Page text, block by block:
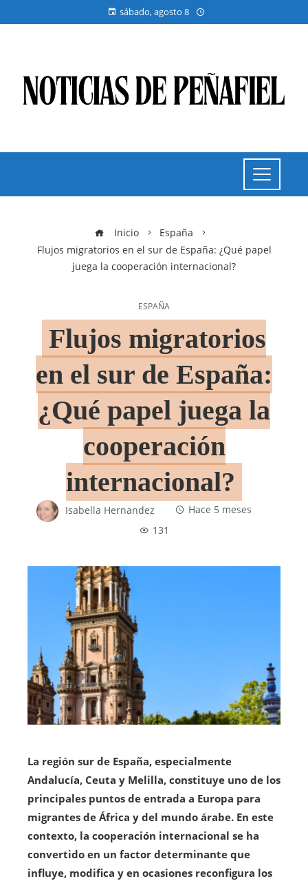
sábado, agosto 8
Inicio
España
Flujos migratorios en el sur de España: ¿Qué papel
juega la cooperación internacional?
ESPAÑA
Flujos migratorios
en el sur de España:
¿Qué papel juega la
cooperación
internacional?
Isabella Hernandez
Hace 5 meses
131
La región sur de España, especialmente
Andalucía, Ceuta y Melilla, constituye uno de los
principales puntos de entrada a Europa para
migrantes de África y del mundo árabe. En este
contexto, la cooperación internacional se ha
convertido en un factor determinante que
influye, modifica y en ocasiones reconfigura los